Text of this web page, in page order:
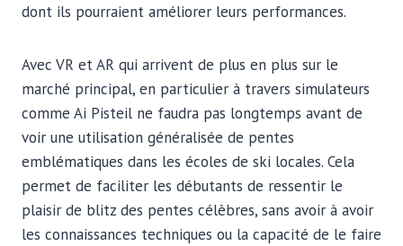
dont ils pourraient améliorer leurs performances.
Avec VR et AR qui arrivent de plus en plus sur le
marché principal, en particulier à travers simulateurs
comme Ai Pisteil ne faudra pas longtemps avant de
voir une utilisation généralisée de pentes
emblématiques dans les écoles de ski locales. Cela
permet de faciliter les débutants de ressentir le
plaisir de blitz des pentes célèbres, sans avoir à avoir
les connaissances techniques ou la capacité de le faire